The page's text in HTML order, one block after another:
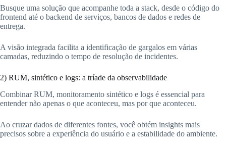
Busque uma solução que acompanhe toda a stack, desde o código do
frontend até o backend de serviços, bancos de dados e redes de
entrega.
A visão integrada facilita a identificação de gargalos em várias
camadas, reduzindo o tempo de resolução de incidentes.
2) RUM, sintético e logs: a tríade da observabilidade
Combinar RUM, monitoramento sintético e logs é essencial para
entender não apenas o que aconteceu, mas por que aconteceu.
Ao cruzar dados de diferentes fontes, você obtém insights mais
precisos sobre a experiência do usuário e a estabilidade do ambiente.